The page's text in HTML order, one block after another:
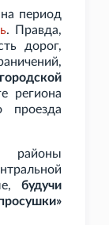
на период
. Правда,
дорог,
региона
проезда
районы
будучи